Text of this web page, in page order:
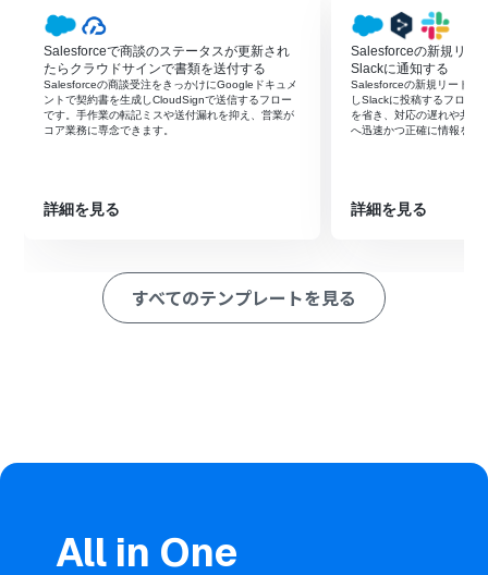
業務の効率化：手動でのリマインド作業を削減し他の重
要な業務に集中できる環境を整えます。
チーム全体の生産性向上：タスク管理がスムーズになるこ
とでチーム全体の作業効率が向上しプロジェクトの成功
率が高まります。
Salesforceで商談のステータスが更新され
たらクラウドサインで書類を送付する
Salesforceの商談受注をきっかけにGoogleドキュメ
ントで契約書を生成しCloudSignで送信するフロー
です。手作業の転記ミスや送付漏れを抑え、営業が
コア業務に専念できます。
詳細を見る
Salesforceの新規リー
Slackに通知する
Salesforceの新規リードを
しSlackに投稿するフロー
を省き、対応の遅れや共有
へ迅速かつ正確に情報を届
詳細を見る
すべてのテンプレートを見る
All in One